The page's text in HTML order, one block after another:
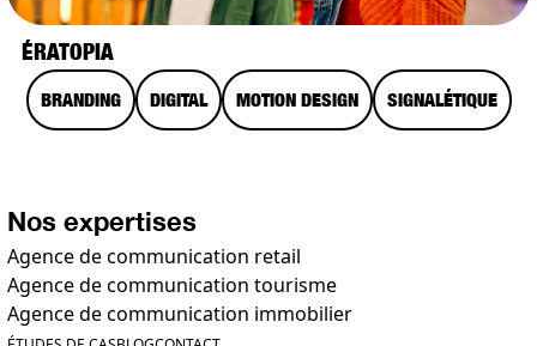
ÉRATOPIA
BRANDING DIGITAL MOTION DESIGN SIGNALÉTIQUE
Nos expertises
Agence de communication retail
Agence de communication tourisme
Agence de communication immobilier